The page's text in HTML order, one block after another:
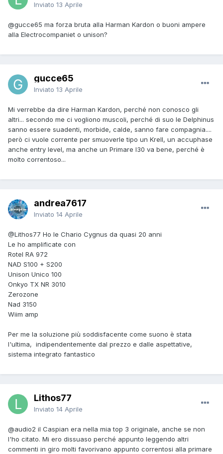
Inviato 13 Aprile
@gucce65 ma forza bruta alla Harman Kardon o buoni ampere
alla Electrocompaniet o unison?
gucce65
Inviato 13 Aprile
Mi verrebbe da dire Harman Kardon, perché non conosco gli
altri... secondo me ci vogliono muscoli, perché di suo le Delphinus
sanno essere suadenti, morbide, calde, sanno fare compagnia....
però ci vuole corrente per smuoverle tipo un Krell, un accuphase
anche entry level, ma anche un Primare I30 va bene, perché è
molto correntoso...
andrea7617
Inviato 14 Aprile
@Lithos77 Ho le Chario Cygnus da quasi 20 anni
Le ho amplificate con
Rotel RA 972
NAD S100 + S200
Unison Unico 100
Onkyo TX NR 3010
Zerozone
Nad 3150
Wiim amp
Per me la soluzione più soddisfacente come suono è stata
l'ultima, indipendentemente dal prezzo e dalle aspettative,
sistema integrato fantastico
Lithos77
Inviato 14 Aprile
@audio2 il Caspian era nella mia top 3 originale, anche se non
l'ho citato. Mi ero dissuaso perché appunto leggendo altri
commenti in giro molti favorivano appunto correntosi alla primare